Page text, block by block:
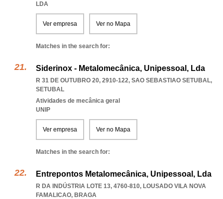
LDA
Ver empresa Ver no Mapa
Matches in the search for:
Siderinox - Metalomecânica, Unipessoal, Lda
R 31 DE OUTUBRO 20, 2910-122, SAO SEBASTIAO SETUBAL,
SETUBAL
Atividades de mecânica geral
UNIP
Ver empresa Ver no Mapa
Matches in the search for:
Entrepontos Metalomecânica, Unipessoal, Lda
R DA INDÚSTRIA LOTE 13, 4760-810, LOUSADO VILA NOVA
FAMALICAO, BRAGA